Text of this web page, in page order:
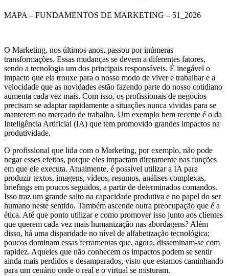
MAPA – FUNDAMENTOS DE MARKETING – 51_2026
O Marketing, nos últimos anos, passou por inúmeras
transformações. Essas mudanças se devem a diferentes fatores,
sendo a tecnologia um dos principais responsáveis. É inegável o
impacto que ela trouxe para o nosso modo de viver e trabalhar e a
velocidade que as novidades estão fazendo parte do nosso cotidiano
aumenta cada vez mais. Com isso, os profissionais de negócios
precisam se adaptar rapidamente a situações nunca vividas para se
manterem no mercado de trabalho. Um exemplo bem recente é o da
Inteligência Artificial (IA) que tem promovido grandes impactos na
produtividade.
O profissional que lida com o Marketing, por exemplo, não pode
negar esses efeitos, porque eles impactam diretamente nas funções
em que ele executa. Atualmente, é possível utilizar a IA para
produzir textos, imagens, vídeos, resumos, análises complexas,
briefings em poucos seguidos, a partir de determinados comandos.
Isso traz um grande salto na capacidade produtiva e no papel do ser
humano neste sentido. Também ascende outra preocupação que é a
ética. Até que ponto utilizar e como promover isso junto aos clientes
que querem cada vez mais humanização nas abordagens? Além
disso, há uma disparidade no nível de alfabetização tecnológica;
poucos dominam essas ferramentas que, agora, disseminam-se com
rapidez. Aqueles que não conhecem os impactos podem se sentir
ainda mais perdidos e desamparados, visto que estamos caminhando
para um cenário onde o real e o virtual se misturam.